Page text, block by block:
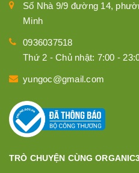
Số Nhà 9/9 đường 14,
Minh
0936037518
Thứ 2 - Chủ nhật: 7:00 -
yungoc@gmail.com
TRÒ CHUYỆN CÙNG